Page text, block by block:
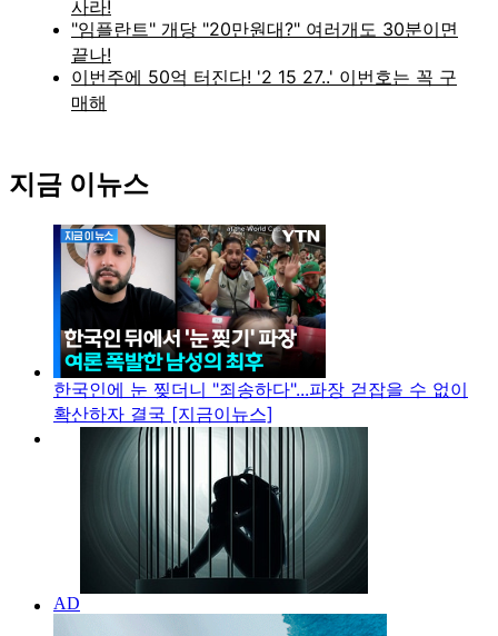
지금 이뉴스
한국인에 눈 찢더니 "죄송하다"...파장 걷잡을 수 없이
확산하자 결국 [지금이뉴스]